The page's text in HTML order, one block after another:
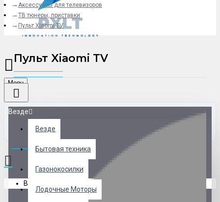
Menu
Везде
Везде
Бытовая техника
Газонокосилки
Лодочные Моторы
0 товар(ов) - 0 р.
В корзине пусто!
Аксессуары для телевизоров
ТВ тюнеры, приставки
Пульт Xiaomi TV
Пульт Xiaomi TV